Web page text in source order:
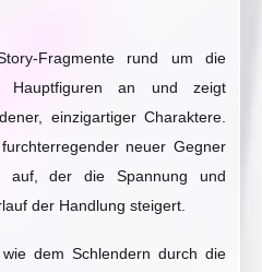
Fragmente rund um die
Hauptfiguren an und zeigt
einzigartiger Charaktere.
neuer Gegner
auf, der die Spannung und
der Handlung steigert.
dem Schlendern durch die